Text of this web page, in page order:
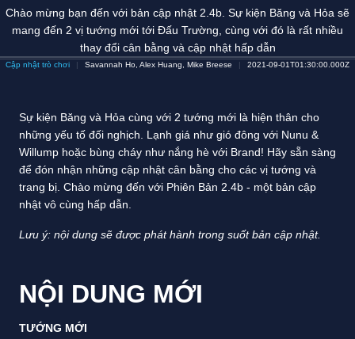
Chào mừng bạn đến với bản cập nhật 2.4b. Sự kiện Băng và Hỏa sẽ
mang đến 2 vị tướng mới tới Đấu Trường, cùng với đó là rất nhiều
thay đổi cân bằng và cập nhật hấp dẫn
Cập nhật trò chơi Savannah Ho, Alex Huang, Mike Breese 2021-09-01T01:30:00.000Z
Sự kiện Băng và Hỏa cùng với 2 tướng mới là hiện thân cho
những yếu tố đối nghịch. Lạnh giá như gió đông với Nunu &
Willump hoặc bùng cháy như nắng hè với Brand! Hãy sẵn sàng
để đón nhận những cập nhật cân bằng cho các vị tướng và
trang bị. Chào mừng đến với Phiên Bản 2.4b - một bản cập
nhật vô cùng hấp dẫn.
Lưu ý: nội dung sẽ được phát hành trong suốt bản cập nhật.
NỘI DUNG MỚI
TƯỚNG MỚI